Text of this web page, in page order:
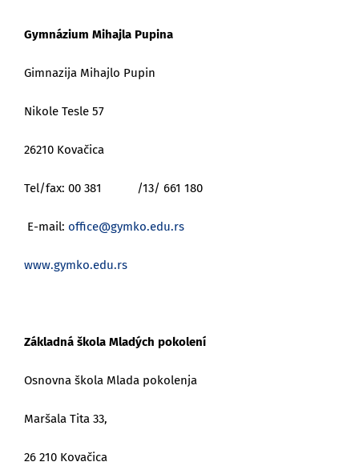
Gymnázium Mihajla Pupina
Gimnazija Mihajlo Pupin
Nikole Tesle 57
26210 Kovačica
Tel/fax: 00 381 /13/ 661 180
E-mail: office@gymko.edu.rs
www.gymko.edu.rs
Základná škola Mladých pokolení
Osnovna škola Mlada pokolenja
Maršala Tita 33,
26 210 Kovačica